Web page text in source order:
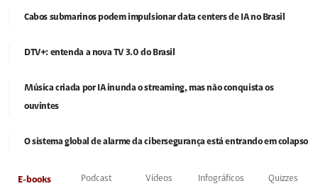
Cabos submarinos podem impulsionar data centers de IA no Brasil
DTV+: entenda a nova TV 3.0 do Brasil
Música criada por IA inunda o streaming, mas não conquista os
ouvintes
O sistema global de alarme da cibersegurança está entrando em colapso
E-books Podcast Vídeos Infográficos Quizzes